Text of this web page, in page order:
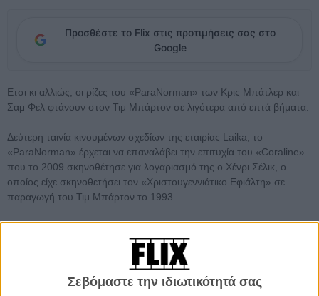
Σεβόμαστε την ιδιωτικότητά σας
Προσθέστε το Flix στις προτιμήσεις σας στο
Google
Ετσι κι αλλιώς, οι ρίζες του «ParaNorman» των Κρις Μπάτλερ και
Σαμ Φελ φτάνουν στον Τιμ Μπάρτον σε λιγότερα από επτά βήματα.
Δεύτερη ταινία κινουμένων σχεδίων της εταιρίας Laika, το
«ParaNorman» έρχεται να επαναλάβει την επιτυχία του «Coraline»
που το 2009 σκηνοθέτησε για λογαριασμό της ο Χένρι Σέλικ, ο
οποίος είχε σκηνοθετήσει τον «Χριστουγεννιάτικο Εφιάλτη» σε
παραγωγή του Τιμ Μπάρτον το 1993.
Και απ' όσο μπορεί κανείς να καταλάβει από τα τρέιλερ που έχουν
ήδη κυκλοφορήσει, θα καταφέρει όχι μόνο να ξεπεράσει το
«Coraline» σε εμπορική επιτυχία, αλλά και να αφήσει έναν κλασικό
ήρωα στο πρόσωπο του Νόρμαν για τις γενιές που θα
ακολουθήσουν.